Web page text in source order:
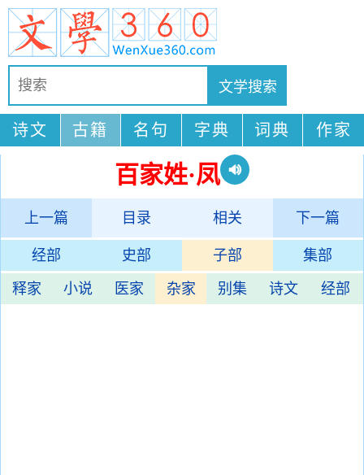
诗文 古籍 名句 字典 词典 作家
百家姓·凤
上一篇 目录 相关 下一篇
经部 史部 子部 集部
释家 小说 医家 杂家 别集 诗文 经部